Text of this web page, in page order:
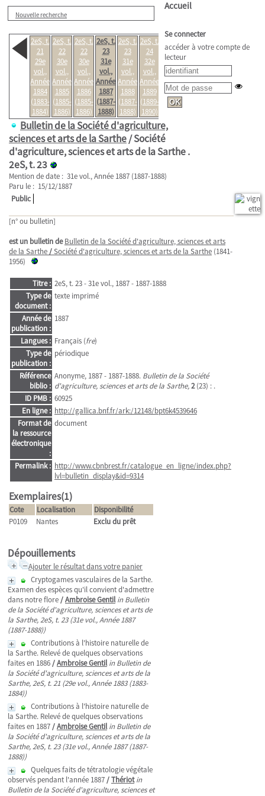
Nouvelle recherche
2eS, t.
21
29e
vol.,
Année
1884
(1883-
1884)
2eS, t.
22
30e
vol.,
Année
1885
(1885-
1886)
2eS, t.
22
30e
vol.,
Année
1886
(1885-
1886)
2eS, t.
23
31e
vol.,
Année
1887
(1887-
1888)
2eS, t.
23
31e
vol.,
Année
1888
(1887-
1888)
2eS, t.
24
32e
vol.,
Année
1889
(1889-
1890)
2eS, t.
24
32e
vol.,
Année
1890
(1889-
Bulletin de la Société d'agriculture,
sciences et arts de la Sarthe/ Société
d'agriculture, sciences et arts de la Sarthe .
2eS, t. 23
Mention de date : 31e vol., Année 1887 (1887-1888)
Paru le : 15/12/1887
Public
[n° ou bulletin]
est un bulletin de Bulletin de la Société d'agriculture, sciences et arts
de la Sarthe/Société d'agriculture, sciences et arts de la Sarthe (1841-
1956)
Titre : 2eS, t. 23 - 31e vol., 1887 - 1887-1888
Type de
document :
texte imprimé
Année de
publication :
1887
Langues : Français (fre)
Type de
publication :
périodique
Référence
biblio :
Anonyme, 1887 - 1887-1888. Bulletin de la Société
d'agriculture, sciences et arts de la Sarthe,2(23) : .
ID PMB : 60925
En ligne : http://gallica.bnf.fr/ark:/12148/bpt6k4539646
Format de
la ressource
électronique
:
document
Permalink : http://www.cbnbrest.fr/catalogue_en_ligne/index.php?
lvl=bulletin_display&id=9314
Exemplaires(1)
Cote Localisation
Disponibilité
P0109
Nantes Exclu du prêt
Dépouillements
Ajouter le résultat dans votre panier
Cryptogames vasculaires de la Sarthe.
Examen des espèces qu'il convient d'admettre
dans notre flore/Ambroise Gentil in Bulletin
de la Société d'agriculture, sciences et arts de
la Sarthe, 2eS, t. 23 (31e vol., Année 1887
(1887-1888))
Contributions à l'histoire naturelle de
la Sarthe. Relevé de quelques observations
faites en 1886/Ambroise Gentil in Bulletin de
la Société d'agriculture, sciences et arts de la
Sarthe, 2eS, t. 21 (29e vol., Année 1883 (1883-
1884))
Contributions à l'histoire naturelle de
la Sarthe. Relevé de quelques observations
faites en 1887/Ambroise Gentil in Bulletin de
la Société d'agriculture, sciences et arts de la
Sarthe, 2eS, t. 23 (31e vol., Année 1887 (1887-
1888))
Quelques faits de tétratologie végétale
observés pendant l'année 1887/Thériot in
Bulletin de la Société d'agriculture, sciences et
Accueil
Se connecter
accéder à votre compte de
lecteur